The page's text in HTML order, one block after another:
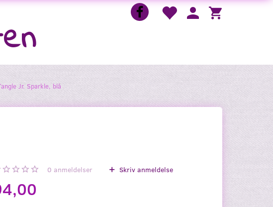
Jr. Sparkle, blå
0 anmeldelser Skriv anmeldelse